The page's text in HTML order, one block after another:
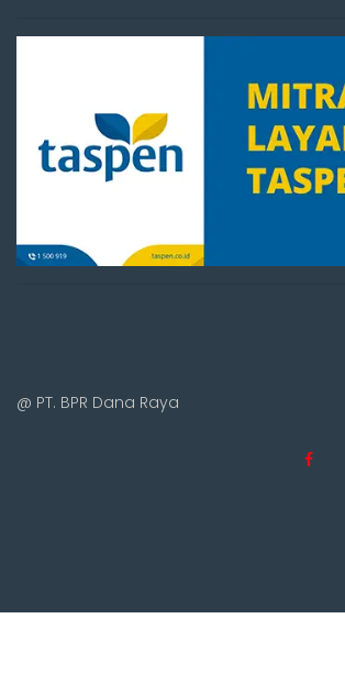
@ PT. BPR Dana Raya